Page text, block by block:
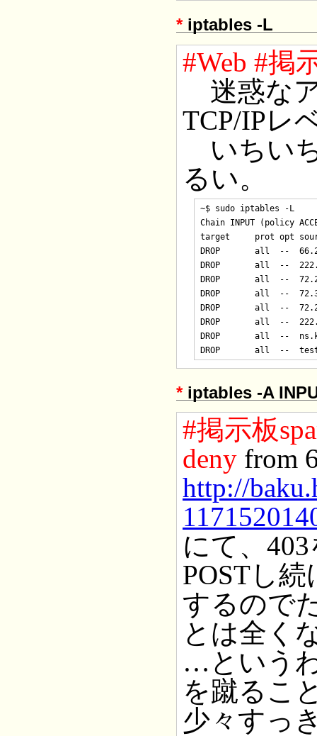
*iptables -L
#Web #掲
迷惑な
TCP/IPレ
いちい
るい。
~$ sudo iptables -L
Chain INPUT (policy
target     prot opt
DROP       all  --
DROP       all  --
DROP       all  --
DROP       all  --
DROP       all  --
DROP       all  --
DROP       all  --
*iptables -A
#掲示板
deny from
http://
にて、
POSTし
するので
とは全く
…という
を蹴るこ
少々すっ